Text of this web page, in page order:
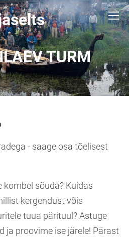
TURM
- saage osa tõelisest
sõuda? Kuidas
kergendust võis
tuua pärituul? Astuge
ja proovime ise järele! Pärast